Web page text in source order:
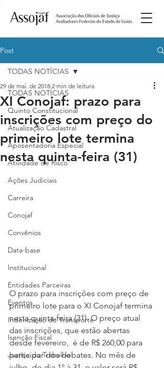
Post
TODAS NOTÍCIAS
Quinto Constitucional
Atualização Cadastral
Aposentadoria Especial
Atividade de Risco
Ações Judiciais
Carreira
Conojaf
Convênios
Data-base
Institucional
Entidades Parceiras
Eventos
Indenização de Transporte
Isenção Fiscal
Justiça do Trabalho
TODAS NOTÍCIAS
XI Conojaf: prazo para
inscrições com preço do
primeiro lote termina
nesta quinta-feira (31)
29 de mai. de 2018 2 min de leitura
O prazo para inscrições com preço de
primeiro lote para o XI Conojaf termina
nesta quinta-feira (31). O preço atual
das inscrições, que estão abertas
desde fevereiro,  é de R$ 260,00 para
participar dos debates. No mês de